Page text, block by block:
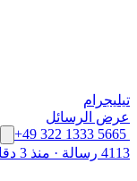
تيليجرام
عرض الرسائل
+49 322 1333 5665
4113 رسالة
· منذ 3 دقائق